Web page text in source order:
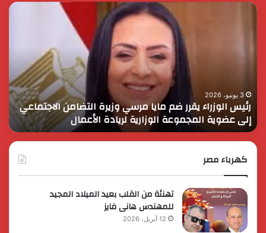
رئيس
التضامن
الاجتماعي
إلى
عضوية
المجموعة
الوزارية
3 يونيو، 2026
رئيس الوزراء يقرر ضم مايا مرسي وزيرة التضامن الاجتماعي
إلى عضوية المجموعة الوزارية لريادة الأعمال
في
كهرباء مصر
تهنئة من القلب بعيد الميلاد المجيد
للمهندس هانى فايز
12 أبريل، 2026